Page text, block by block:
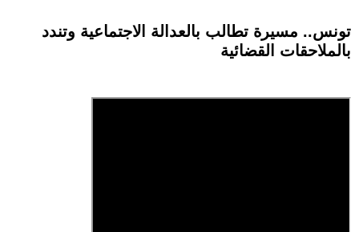
تونس.. مسيرة تطالب بالعدالة الاجتماعية وتندد
بالملاحقات القضائية